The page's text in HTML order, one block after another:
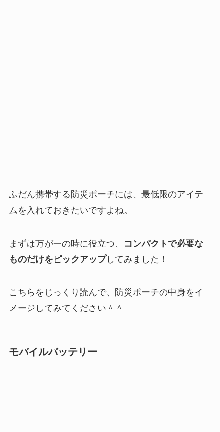
ふだん携帯する防災ポーチには、最低限のアイテ
ムを入れておきたいですよね。
まずは万が一の時に役立つ、
コンパクトで必要な
ものだけをピックアップしてみました！
こちらをじっくり読んで、防災ポーチの中身をイ
メージしてみてください＾＾
モバイルバッテリー